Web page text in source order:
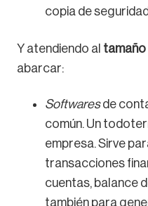
copia de
Y atendiendo al
abarcar:
Softwaresde
común. Un
empresa. Sirve
transacciones
cuentas, balance
también para